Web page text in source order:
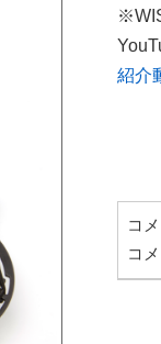
紹介
コ
コ